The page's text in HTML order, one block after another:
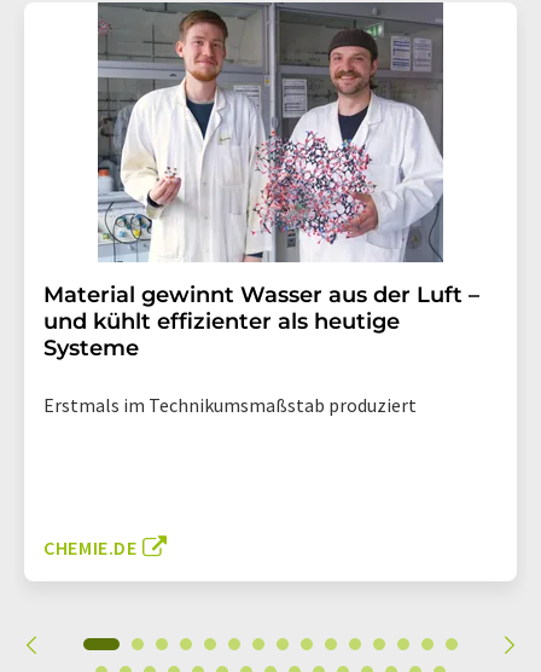
Material gewinnt Wasser aus der Luft –
und kühlt effizienter als heutige
Systeme
Erstmals im Technikumsmaßstab produziert
CHEMIE.DE